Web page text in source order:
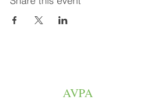
AVPA